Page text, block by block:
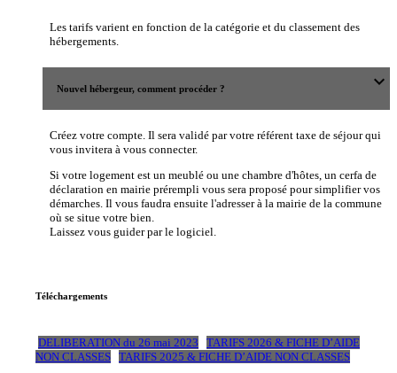
Les tarifs varient en fonction de la catégorie et du classement des
hébergements.
Nouvel hébergeur, comment procéder ? expand_more
Créez votre compte. Il sera validé par votre référent taxe de séjour qui
vous invitera à vous connecter.
Si votre logement est un meublé ou une chambre d'hôtes, un cerfa de
déclaration en mairie prérempli vous sera proposé pour simplifier vos
démarches. Il vous faudra ensuite l'adresser à la mairie de la commune
où se situe votre bien.
Laissez vous guider par le logiciel.
Téléchargements
DELIBERATION du 26 mai 2023
TARIFS 2026 & FICHE D’AIDE
NON CLASSES TARIFS 2025 & FICHE D’AIDE NON CLASSES